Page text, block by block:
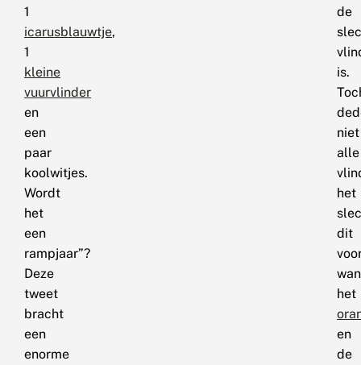
1
icarusblauwtje,
1
kleine
vuurvlinder
en
een
paar
koolwitjes.
Wordt
het
een
rampjaar”?
Deze
tweet
bracht
een
enorme
de
is.
niet
alle
het
dit
het
en
de